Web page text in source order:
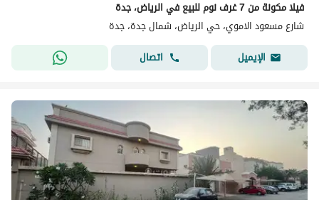
فيلا مكونة من 7 غرف نوم للبيع في الرياض، جدة
شارع مسعود الاموي، حي الرياض، شمال جدة، جدة
الإيميل
اتصال